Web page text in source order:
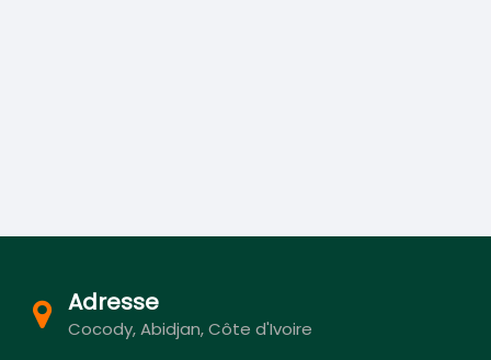
Adresse
Cocody, Abidjan, Côte d'Ivoire